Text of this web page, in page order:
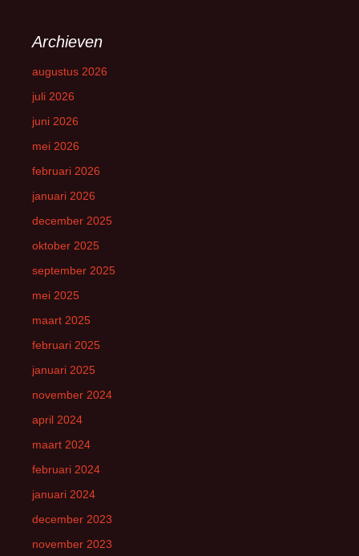
Archieven
augustus 2026
juli 2026
juni 2026
mei 2026
februari 2026
januari 2026
december 2025
oktober 2025
september 2025
mei 2025
maart 2025
februari 2025
januari 2025
november 2024
april 2024
maart 2024
februari 2024
januari 2024
december 2023
november 2023